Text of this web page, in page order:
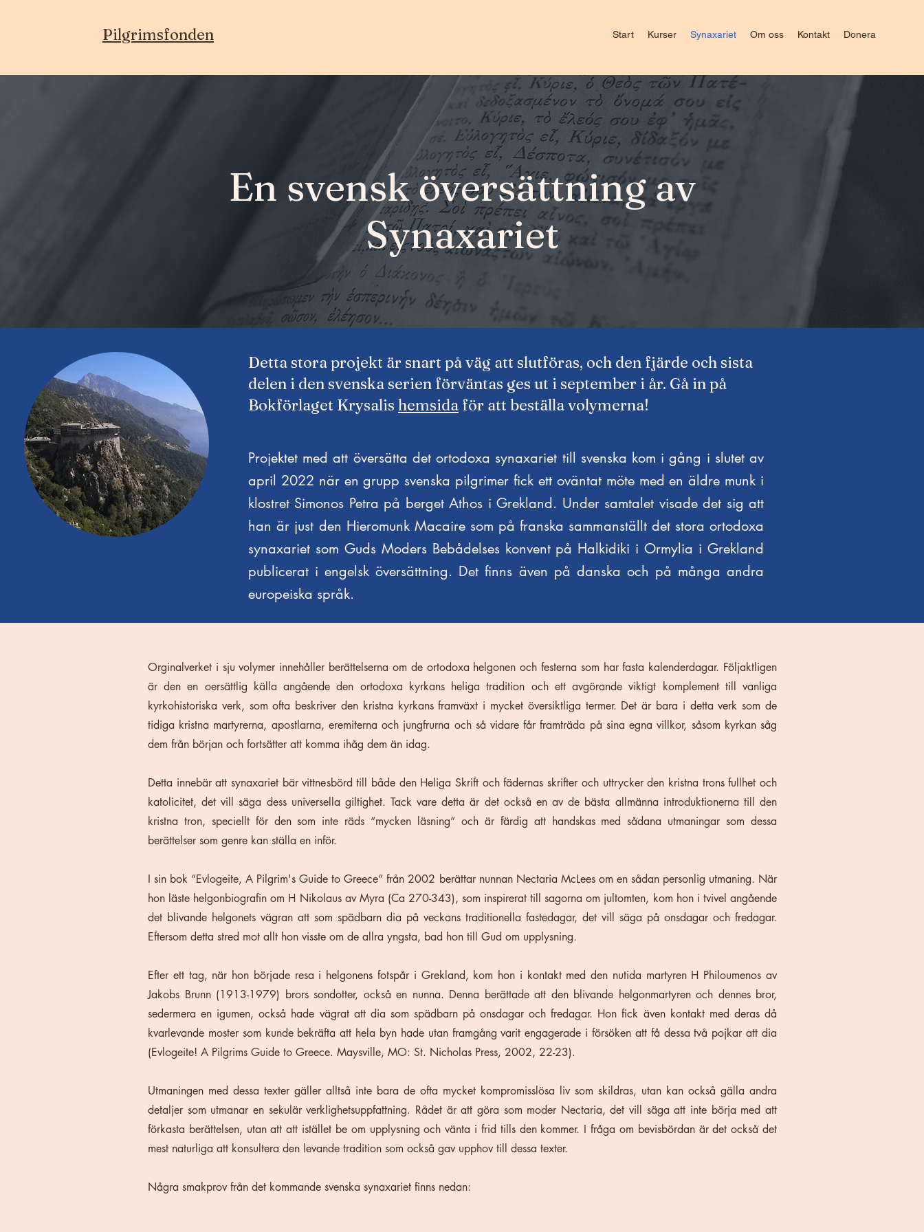
Pilgrimsfonden Start Kurser Synaxariet Om oss Kontakt Donera
En svensk översättning av
Synaxariet
Detta stora projekt är snart på väg att slutföras, och den fjärde och sista
delen i den svenska serien förväntas ges ut i september i år. Gå in på
Bokförlaget Krysalis hemsida för att beställa volymerna!
Projektet med att översätta det ortodoxa synaxariet till svenska kom i gång i slutet av
april 2022 när en grupp svenska pilgrimer fick ett oväntat möte med en äldre munk i
klostret Simonos Petra på berget Athos i Grekland. Under samtalet visade det sig att
han är just den Hieromunk Macaire som på franska sammanställt det stora ortodoxa
synaxariet som Guds Moders Bebådelses konvent på Halkidiki i Ormylia i Grekland
publicerat i engelsk översättning. Det finns även på danska och på många andra
europeiska språk.
Orginalverket i sju volymer innehåller berättelserna om de ortodoxa helgonen och festerna som har fasta kalenderdagar. Följaktligen
är den en oersättlig källa angående den ortodoxa kyrkans heliga tradition och ett avgörande viktigt komplement till vanliga
kyrkohistoriska verk, som ofta beskriver den kristna kyrkans framväxt i mycket översiktliga termer. Det är bara i detta verk som de
tidiga kristna martyrerna, apostlarna, eremiterna och jungfrurna och så vidare får framträda på sina egna villkor, såsom kyrkan såg
dem från början och fortsätter att komma ihåg dem än idag.
Detta innebär att synaxariet bär vittnesbörd till både den Heliga Skrift och fädernas skrifter och uttrycker den kristna trons fullhet och
katolicitet, det vill säga dess universella giltighet. Tack vare detta är det också en av de bästa allmänna introduktionerna till den
kristna tron, speciellt för den som inte räds “mycken läsning” och är färdig att handskas med sådana utmaningar som dessa
berättelser som genre kan ställa en inför.
I sin bok “Evlogeite, A Pilgrim's Guide to Greece” från 2002 berättar nunnan Nectaria McLees om en sådan personlig utmaning. När
hon läste helgonbiografin om H Nikolaus av Myra (Ca 270-343), som inspirerat till sagorna om jultomten, kom hon i tvivel angående
det blivande helgonets vägran att som spädbarn dia på veckans traditionella fastedagar, det vill säga på onsdagar och fredagar.
Eftersom detta stred mot allt hon visste om de allra yngsta, bad hon till Gud om upplysning.
Efter ett tag, när hon började resa i helgonens fotspår i Grekland, kom hon i kontakt med den nutida martyren H Philoumenos av
Jakobs Brunn (1913-1979) brors sondotter, också en nunna. Denna berättade att den blivande helgonmartyren och dennes bror,
sedermera en igumen, också hade vägrat att dia som spädbarn på onsdagar och fredagar. Hon fick även kontakt med deras då
kvarlevande moster som kunde bekräfta att hela byn hade utan framgång varit engagerade i försöken att få dessa två pojkar att dia
(Evlogeite! A Pilgrims Guide to Greece. Maysville, MO: St. Nicholas Press, 2002, 22-23).
Utmaningen med dessa texter gäller alltså inte bara de ofta mycket kompromisslösa liv som skildras, utan kan också gälla andra
detaljer som utmanar en sekulär verklighetsuppfattning. Rådet är att göra som moder Nectaria, det vill säga att inte börja med att
förkasta berättelsen, utan att att istället be om upplysning och vänta i frid tills den kommer. I fråga om bevisbördan är det också det
mest naturliga att konsultera den levande tradition som också gav upphov till dessa texter.
Några smakprov från det kommande svenska synaxariet finns nedan: